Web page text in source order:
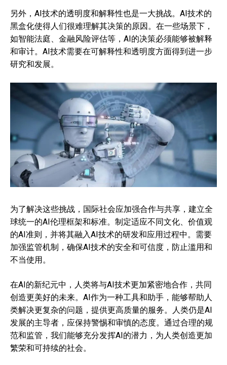
另外，AI技术的透明度和解释性也是一大挑战。AI技术的
黑盒化使得人们很难理解其决策的原因。在一些场景下，
如智能法庭、金融风险评估等，AI的决策必须能够被解释
和审计。AI技术需要在可解释性和透明度方面得到进一步
研究和发展。
为了解决这些挑战，国际社会应加强合作与共享，建立全
球统一的AI伦理框架和标准。制定适应不同文化、价值观
的AI准则，并将其融入AI技术的研发和应用过程中。需要
加强监管机制，确保AI技术的安全和可信度，防止滥用和
不当使用。
在AI的新纪元中，人类将与AI技术更加紧密地合作，共同
创造更美好的未来。AI作为一种工具和助手，能够帮助人
类解决更复杂的问题，提供更高质量的服务。人类仍是AI
发展的主导者，应保持警惕和审慎的态度。通过合理的规
范和监管，我们能够充分发挥AI的潜力，为人类创造更加
繁荣和可持续的社会。